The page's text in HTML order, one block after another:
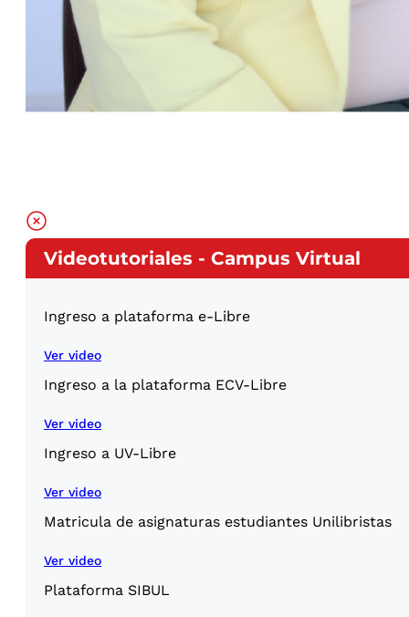
Videotutoriales - Campus Virtual
Ingreso a plataforma e-Libre
Ver video
Ingreso a la plataforma ECV-Libre
Ver video
Ingreso a UV-Libre
Ver video
Matricula de asignaturas estudiantes Unilibristas
Ver video
Plataforma SIBUL